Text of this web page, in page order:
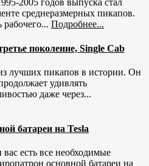
2005 годов выпуска стал
среднеразмерных пикапов.
рабочего... Подробнее...
поколение, Single Cab
лучших пикапов в истории. Он
удивлять
даже через...
батареи на Tesla
есть все необходимые
основной батареи на